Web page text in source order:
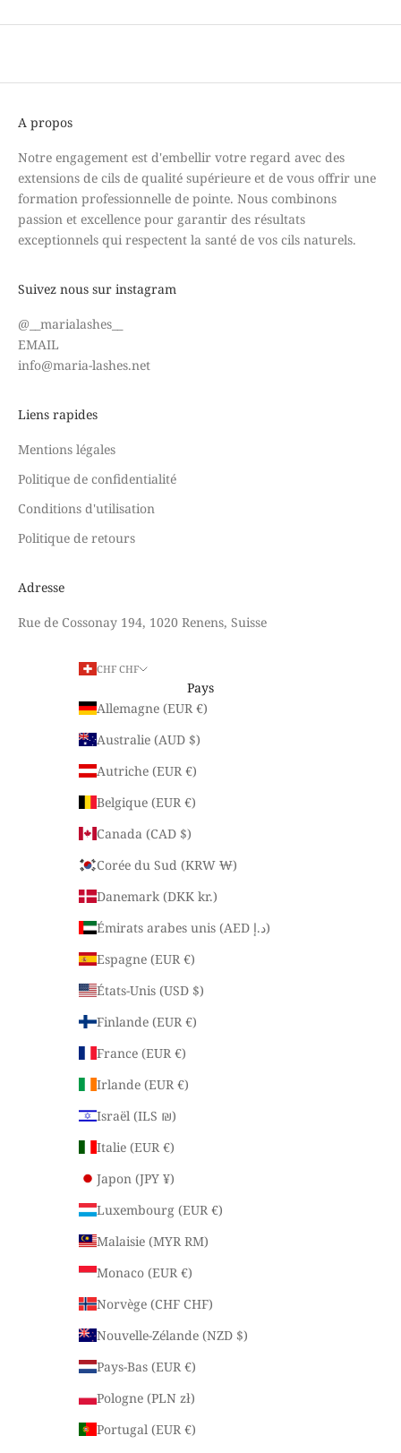
A propos
Notre engagement est d'embellir votre regard avec des
extensions de cils de qualité supérieure et de vous offrir une
formation professionnelle de pointe. Nous combinons
passion et excellence pour garantir des résultats
exceptionnels qui respectent la santé de vos cils naturels.
Suivez nous sur instagram
@ __marialashes__
EMAIL
info@maria-lashes.net
Liens rapides
Mentions légales
Politique de confidentialité
Conditions d'utilisation
Politique de retours
Adresse
Rue de Cossonay 194, 1020 Renens, Suisse
CHF CHF
Pays
Allemagne (EUR €)
Australie (AUD $)
Autriche (EUR €)
Belgique (EUR €)
Canada (CAD $)
Corée du Sud (KRW ₩)
Danemark (DKK kr.)
Émirats arabes unis (AED د.إ)
Espagne (EUR €)
États-Unis (USD $)
Finlande (EUR €)
France (EUR €)
Irlande (EUR €)
Israël (ILS ₪)
Italie (EUR €)
Japon (JPY ¥)
Luxembourg (EUR €)
Malaisie (MYR RM)
Monaco (EUR €)
Norvège (CHF CHF)
Nouvelle-Zélande (NZD $)
Pays-Bas (EUR €)
Pologne (PLN zł)
Portugal (EUR €)